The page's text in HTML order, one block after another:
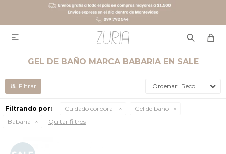

GEL DE BAÑO MARCA BABARIA EN SALE
Recomendados
Filtrando por: Cuidado corporal
Gel de baño
Babaria
Quitar filtros